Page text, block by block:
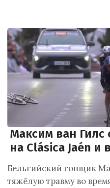
Максим ван Гилс
на Clásica Jaén
Бельгийский гонщик
тяжёлую травму во